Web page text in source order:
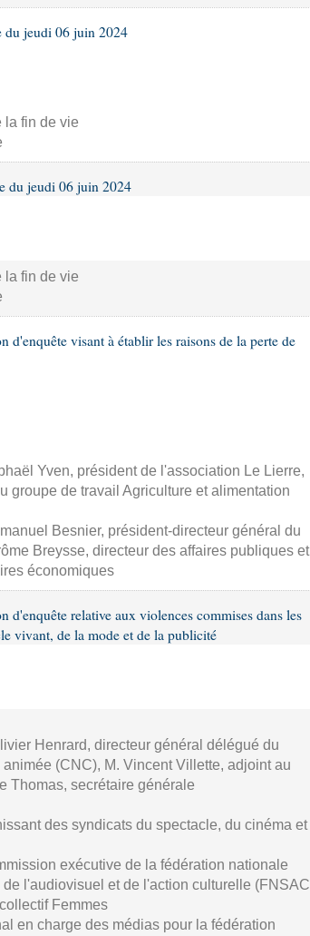
du jeudi 06 juin 2024
la fin de vie
du jeudi 06 juin 2024
la fin de vie
d'enquête visant à établir les raisons de la perte de
Yven, président de l'association Le Lierre,
groupe de travail Agriculture et alimentation
Besnier, président-directeur général du
Breysse, directeur des affaires publiques et
économiques
d'enquête relative aux violences commises dans les
vivant, de la mode et de la publicité
Henrard, directeur général délégué du
(CNC), M. Vincent Villette, adjoint au
Thomas, secrétaire générale
des syndicats du spectacle, du cinéma et
exécutive de la fédération nationale
l'audiovisuel et de l'action culturelle (FNSAC
Femmes
en charge des médias pour la fédération